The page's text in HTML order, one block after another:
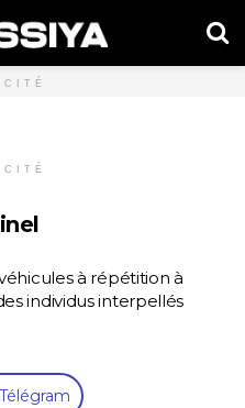
à répétition à
individus interpellés